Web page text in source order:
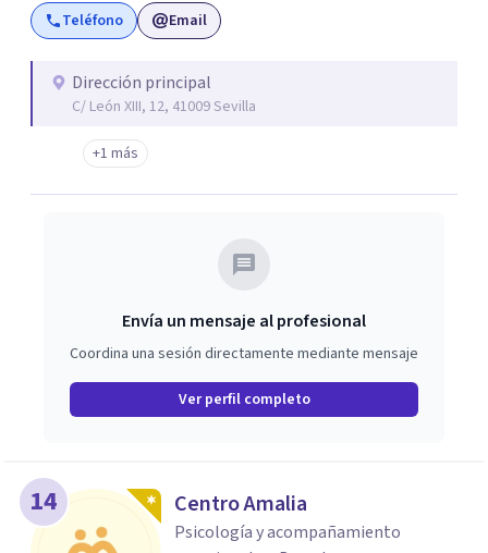
a que trabajemos tus problemas cuanto antes, desde una
Teléfono Email
Dirección principal
C/ León XIII, 12, 41009 Sevilla
+1 más
Envía un mensaje al profesional
Coordina una sesión directamente mediante mensaje
Ver perfil completo
14 Centro Amalia
Psicología y acompañamiento